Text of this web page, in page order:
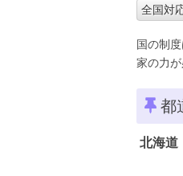
全国対
国の制
家の力が
都
北海道